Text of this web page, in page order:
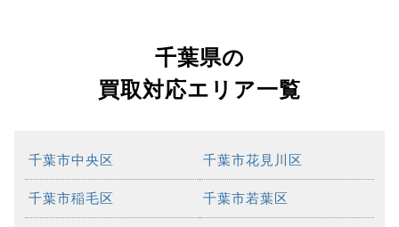
千葉県の
買取対応エリア一覧
千葉市中央区 千葉市花見川区
千葉市稲毛区 千葉市若葉区